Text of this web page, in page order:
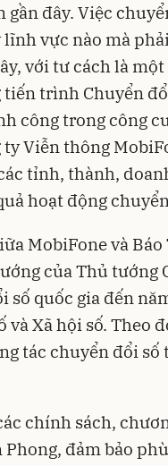
đây. Việc
vực nào mà
với tư cách là
tiến trình Chuyển
công trong công
Viễn thông
tỉnh, thành,
hoạt động
MobiFone và
của Thủ tướng
quốc gia đến
Xã hội số. Theo
tác chuyển đổi
chính sách,
đảm bảo